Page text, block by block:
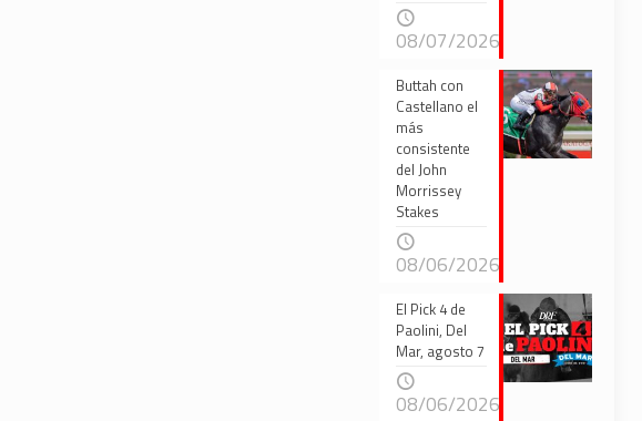
08/07/2026
Buttah con
Castellano el
más
consistente
del John
Morrissey
Stakes
08/06/2026
El Pick 4 de
Paolini, Del
Mar, agosto 7
08/06/2026